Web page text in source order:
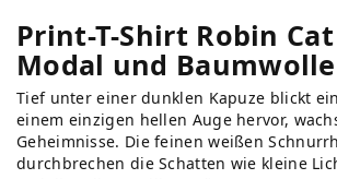
Print-T-Shirt Robin
Modal und Baumwolle
Tief unter einer dunklen Kapuze blickt
einem einzigen hellen Auge hervor,
Geheimnisse. Die feinen weißen
durchbrechen die Schatten wie kleine